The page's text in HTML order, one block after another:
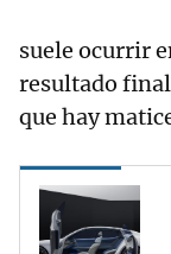
suele ocurrir
resultado final
que hay